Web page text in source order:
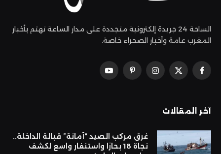
الساحة 24 جريدة إلكترونية متجددة على مدار الساعة تهتم بأخبار
المغرب عامة وأخبار الصحراء خاصة.
فيسبوك
X
الانستغرامبينتيريستيوتيوب
آخر المقالات
غرق مركب الصيد “أمانة” قبالة الداخلة..
نجاة 18 بحارًا واستنفار واسع لكشف